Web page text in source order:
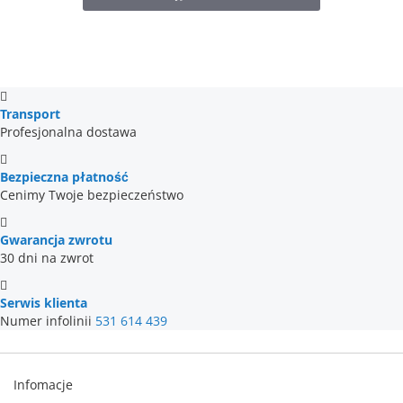
Transport
Profesjonalna dostawa
Bezpieczna płatność
Cenimy Twoje bezpieczeństwo
Gwarancja zwrotu
30 dni na zwrot
Serwis klienta
Numer infolinii 531 614 439
Infomacje